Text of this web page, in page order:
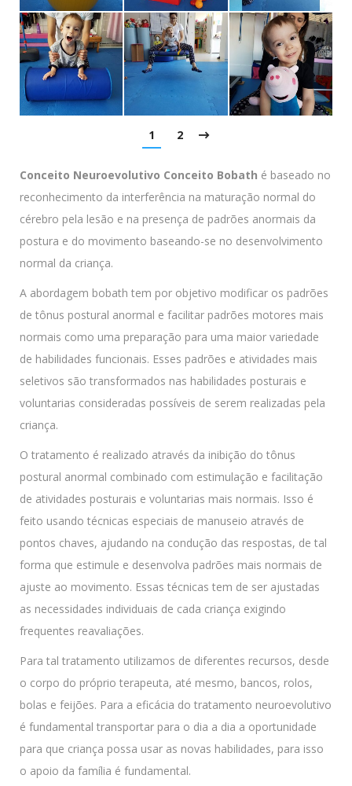
1 2
Conceito Neuroevolutivo Conceito Bobath é baseado no
reconhecimento da interferência na maturação normal do
cérebro pela lesão e na presença de padrões anormais da
postura e do movimento baseando-se no desenvolvimento
normal da criança.
A abordagem bobath tem por objetivo modificar os padrões
de tônus postural anormal e facilitar padrões motores mais
normais como uma preparação para uma maior variedade
de habilidades funcionais. Esses padrões e atividades mais
seletivos são transformados nas habilidades posturais e
voluntarias consideradas possíveis de serem realizadas pela
criança.
O tratamento é realizado através da inibição do tônus
postural anormal combinado com estimulação e facilitação
de atividades posturais e voluntarias mais normais. Isso é
feito usando técnicas especiais de manuseio através de
pontos chaves, ajudando na condução das respostas, de tal
forma que estimule e desenvolva padrões mais normais de
ajuste ao movimento. Essas técnicas tem de ser ajustadas
as necessidades individuais de cada criança exigindo
frequentes reavaliações.
Para tal tratamento utilizamos de diferentes recursos, desde
o corpo do próprio terapeuta, até mesmo, bancos, rolos,
bolas e feijões. Para a eficácia do tratamento neuroevolutivo
é fundamental transportar para o dia a dia a oportunidade
para que criança possa usar as novas habilidades, para isso
o apoio da família é fundamental.